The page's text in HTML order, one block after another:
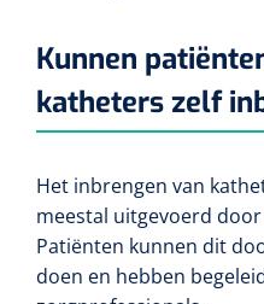
Parasitologie
Toebehoren
Longfunctie
Diversen
Wearables
Afvalbakken
Luchtverfrissers
Verbandsets
Sondeerset
Hecht- &
Kunnen
katheters zelf
Het inbrengen van
meestal uitgevoerd
Patiënten kunnen dit
doen en hebben